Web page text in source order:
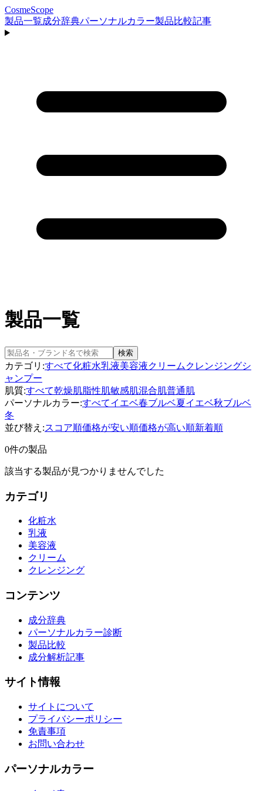
CosmeScope
製品一覧成分辞典パーソナルカラー製品比較記事
製品一覧
検索
カテゴリ:すべて化粧水乳液美容液クリーム クレンジングシ
ャンプー
肌質:すべて乾燥肌脂性肌敏感肌混合肌普通肌
パーソナルカラー:すべてイエベ春ブルベ夏イエベ秋ブルベ
冬
並び替え:スコア順価格が安い順価格が高い順新着順
0件の製品
該当する製品が見つかりませんでした
カテゴリ
化粧水
乳液
美容液
クリーム
クレンジング
コンテンツ
成分辞典
パーソナルカラー診断
製品比較
成分解析記事
サイト情報
サイトについて
プライバシーポリシー
免責事項
お問い合わせ
パーソナルカラー